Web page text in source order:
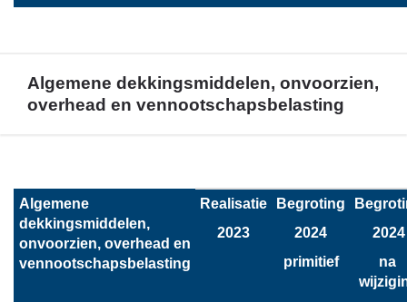
Algemene dekkingsmiddelen, onvoorzien,
overhead en vennootschapsbelasting
navigatie
Het
overzicht
Algemene
dekkingsmiddelen,
onvoorzien, overhead en
vennootschapsbelasting
Realisatie Begroting
2023
2024
2024
primitief
na